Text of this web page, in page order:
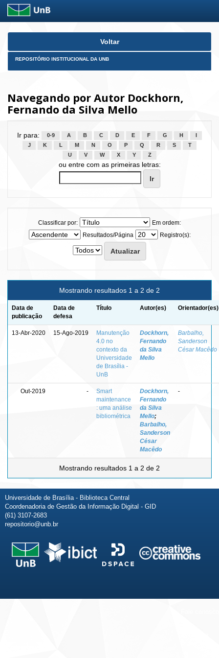
Skip
Voltar
REPOSITÓRIO INSTITUCIONAL DA UNB
Navegando por Autor Dockhorn,
Fernando da Silva Mello
Ir para: 0-9 A B C D E F G H
J
K L M N O P Q R S
T
U
V W X Y Z
ou entre com as primeiras letras:
Classificar por:
Em ordem:
Resultados/Página
Registro(s):
Mostrando resultados 1 a 2 de 2
Data de
publicação
Data de
defesa
Título Autor(es) Orientador(es)
13-Abr-2020 15-Ago-2019
Manutenção
4.0 no
contexto da
Universidade
de Brasília -
UnB
Dockhorn,
Fernando
da Silva
Mello
Barbalho,
Sanderson
César Macêdo
Out-2019 -
Smart
maintenance
: uma análise
bibliométrica
Dockhorn,
Fernando
da Silva
Mello;
Barbalho,
Sanderson
César
Macêdo
-
Mostrando resultados 1 a 2 de 2
Universidade de Brasília - Biblioteca Central
Coordenadoria de Gestão da Informação Digital - GID
(61) 3107-2683
repositorio@unb.br